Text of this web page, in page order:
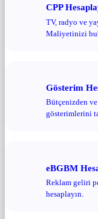
CPP
TV, radyo ve
Maliyetinizi
Gösterim
Bütçenizden
gösterimlerini
eBGBM
Reklam geliri
hesaplayın.